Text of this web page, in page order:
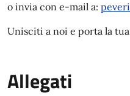
o invia con e-mail a:
Unisciti a noi e porta la
Allegati